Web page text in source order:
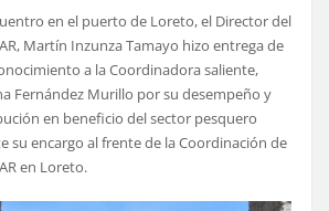
en el puerto de Loreto, el Director del
Martín Inzunza Tamayo hizo entrega de
a la Coordinadora saliente,
Fernández Murillo por su desempeño y
en beneficio del sector pesquero
su encargo al frente de la Coordinación de
en Loreto.